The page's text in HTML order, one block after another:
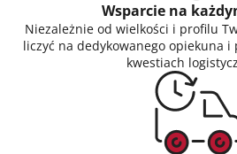
Wsparcie na
Niezależnie od wielkości i profilu
liczyć na dedykowanego opiekuna
kwestiach